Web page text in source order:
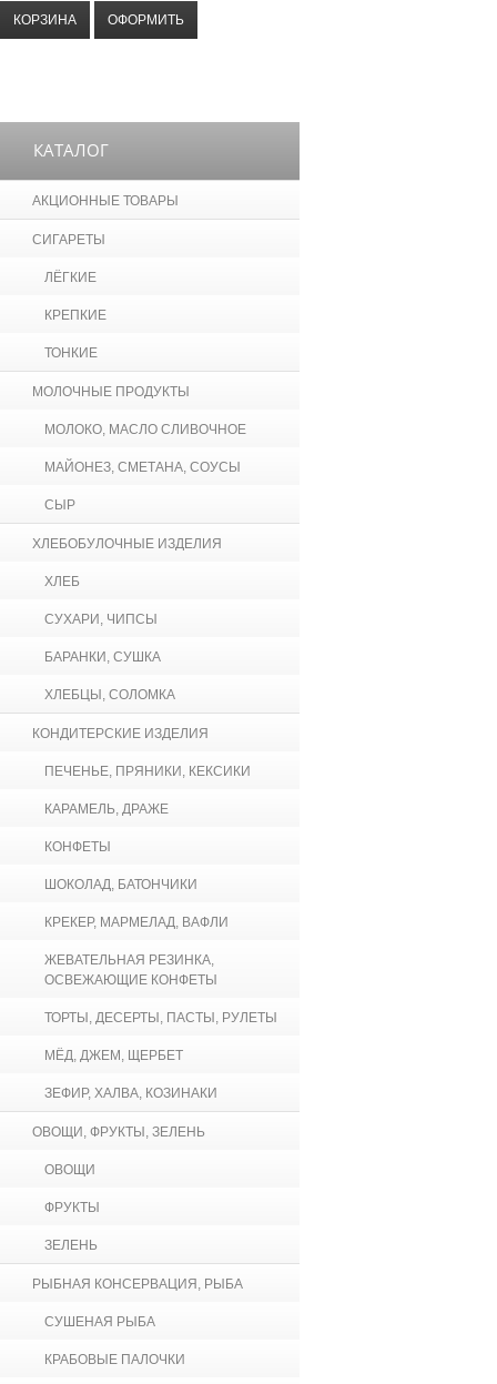
КОРЗИНА ОФОРМИТЬ
КАТАЛОГ
АКЦИОННЫЕ ТОВАРЫ
СИГАРЕТЫ
ЛЁГКИЕ
КРЕПКИЕ
ТОНКИЕ
МОЛОЧНЫЕ ПРОДУКТЫ
МОЛОКО, МАСЛО СЛИВОЧНОЕ
МАЙОНЕЗ, СМЕТАНА, СОУСЫ
СЫР
ХЛЕБОБУЛОЧНЫЕ ИЗДЕЛИЯ
ХЛЕБ
СУХАРИ, ЧИПСЫ
БАРАНКИ, СУШКА
ХЛЕБЦЫ, СОЛОМКА
КОНДИТЕРСКИЕ ИЗДЕЛИЯ
ПЕЧЕНЬЕ, ПРЯНИКИ, КЕКСИКИ
КАРАМЕЛЬ, ДРАЖЕ
КОНФЕТЫ
ШОКОЛАД, БАТОНЧИКИ
КРЕКЕР, МАРМЕЛАД, ВАФЛИ
ЖЕВАТЕЛЬНАЯ РЕЗИНКА,
ОСВЕЖАЮЩИЕ КОНФЕТЫ
ТОРТЫ, ДЕСЕРТЫ, ПАСТЫ, РУЛЕТЫ
МЁД, ДЖЕМ, ЩЕРБЕТ
ЗЕФИР, ХАЛВА, КОЗИНАКИ
ОВОЩИ, ФРУКТЫ, ЗЕЛЕНЬ
ОВОЩИ
ФРУКТЫ
ЗЕЛЕНЬ
РЫБНАЯ КОНСЕРВАЦИЯ, РЫБА
СУШЕНАЯ РЫБА
КРАБОВЫЕ ПАЛОЧКИ